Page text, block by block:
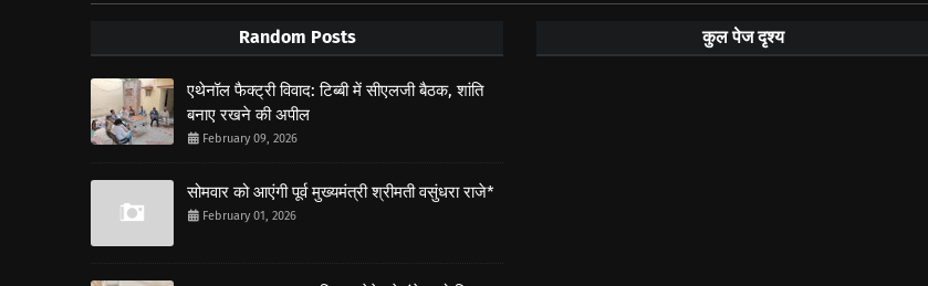
Random Posts
एथेनॉल फैक्ट्री विवाद: टिब्बी में सीएलजी बैठक, शांति
बनाए रखने की अपील
February 09, 2026
सोमवार को आएंगी पूर्व मुख्यमंत्री श्रीमती वसुंधरा राजे*
February 01, 2026
कुल पेज दृश्य